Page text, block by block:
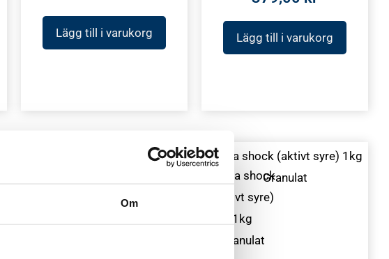
Om
Lägg till i varukorg Lägg till i varukorg
Rea!
ursprungliga
var:
Det
nuvarande